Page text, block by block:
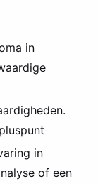
in
in
of een